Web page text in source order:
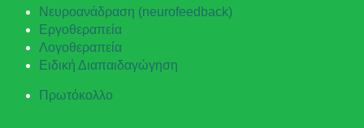
Νευροανάδραση (neurofeedback)
Εργοθεραπεία
Λογοθεραπεία
Ειδική Διαπαιδαγώγηση
Πρωτόκολλο